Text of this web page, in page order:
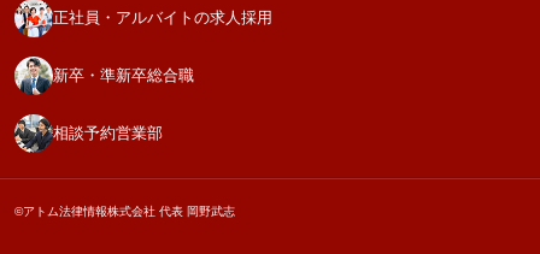
正社員・アルバイトの求人採用
新卒・準新卒総合職
相談予約営業部
©アトム法律情報株式会社 代表 岡野武志